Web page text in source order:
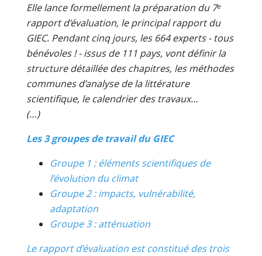
Elle lance formellement la préparation du 7ᵉ
rapport d’évaluation, le principal rapport du
GIEC. Pendant cinq jours, les 664 experts - tous
bénévoles ! - issus de 111 pays, vont définir la
structure détaillée des chapitres, les méthodes
communes d’analyse de la littérature
scientifique, le calendrier des travaux…
(…)
Les 3 groupes de travail du GIEC
Groupe 1 : éléments scientifiques de
l’évolution du climat
Groupe 2 : impacts, vulnérabilité,
adaptation
Groupe 3 : atténuation
Le rapport d’évaluation est constitué des trois